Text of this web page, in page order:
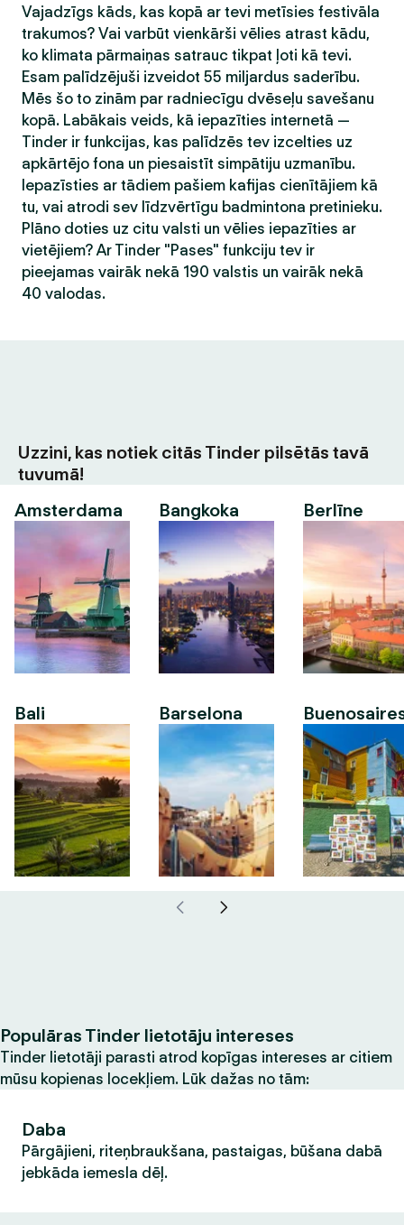
Vajadzīgs kāds, kas kopā ar tevi metīsies festivāla
trakumos? Vai varbūt vienkārši vēlies atrast kādu,
ko klimata pārmaiņas satrauc tikpat ļoti kā tevi.
Esam palīdzējuši izveidot 55 miljardus saderību.
Mēs šo to zinām par radniecīgu dvēseļu savešanu
kopā. Labākais veids, kā iepazīties internetā —
Tinder ir funkcijas, kas palīdzēs tev izcelties uz
apkārtējo fona un piesaistīt simpātiju uzmanību.
Iepazīsties ar tādiem pašiem kafijas cienītājiem kā
tu, vai atrodi sev līdzvērtīgu badmintona pretinieku.
Plāno doties uz citu valsti un vēlies iepazīties ar
vietējiem? Ar Tinder "Pases" funkciju tev ir
pieejamas vairāk nekā 190 valstis un vairāk nekā
40 valodas.
Uzzini, kas notiek citās Tinder pilsētās tavā
tuvumā!
Amsterdama
Bali
Bangkoka
Barselona
Berlīne
Populāras Tinder lietotāju intereses
Tinder lietotāji parasti atrod kopīgas intereses ar citiem
mūsu kopienas locekļiem. Lūk dažas no tām:
Daba
Pārgājieni, riteņbraukšana, pastaigas, būšana dabā
jebkāda iemesla dēļ.